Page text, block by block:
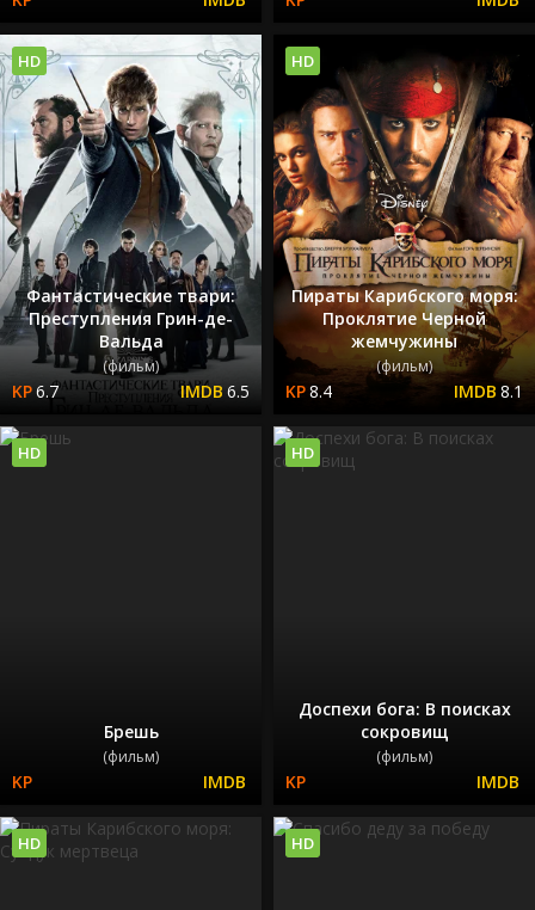
Фантастические твари:
Преступления Грин-де-
Вальда
(фильм)
6.7 6.5
HD
Пираты Карибского моря:
Проклятие Черной
жемчужины
(фильм)
8.4 8.1
HD
Брешь
(фильм)
HD
Доспехи бога: В поисках
сокровищ
(фильм)
HD
HD HD